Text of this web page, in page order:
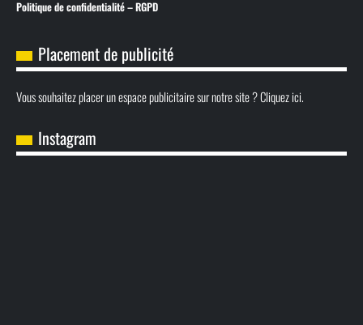
Politique de confidentialité – RGPD
Placement de publicité
Vous souhaitez placer un espace publicitaire sur notre site ? Cliquez ici.
Instagram